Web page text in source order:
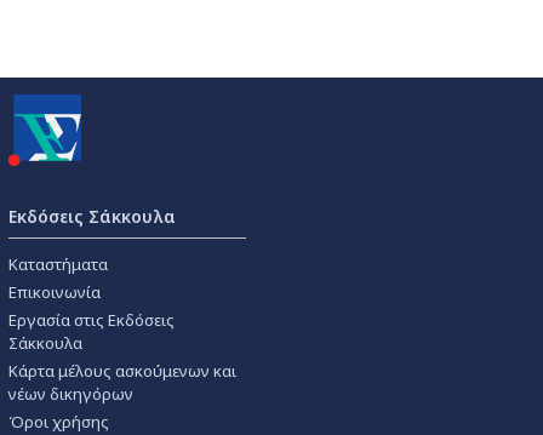
Εκδόσεις Σάκκουλα
Καταστήματα
Επικοινωνία
Εργασία στις Εκδόσεις
Σάκκουλα
Κάρτα μέλους ασκούμενων και
νέων δικηγόρων
Όροι χρήσης